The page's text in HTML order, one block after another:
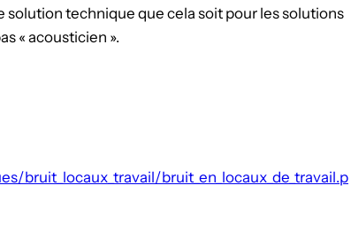
technique que cela soit pour les solutions
« acousticien ».
bruit_locaux_travail/bruit_en_locaux_de_travail.p